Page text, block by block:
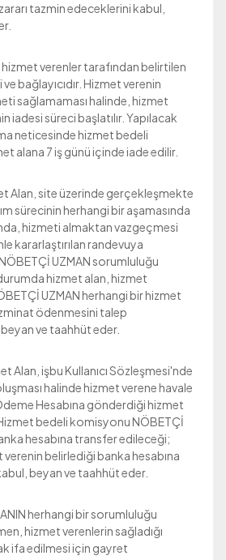
tazmin edeceklerini kabul,
verenler tarafından belirtilen
bağlayıcıdır. Hizmet verenin
sağlamaması halinde, hizmet
iadesi süreci başlatılır. Yapılacak
neticesinde hizmet bedeli
alana 7 iş günü içinde iade edilir.
Alan, site üzerinde gerçekleşmekte
sürecinin herhangi bir aşamasında
hizmeti almaktan vazgeçmesi
kararlaştırılan randevuya
UZMAN sorumluluğu
hizmet alan, hizmet
UZMAN herhangi bir hizmet
ödenmesini talep
ve taahhüt eder.
Alan, işbu Kullanıcı Sözleşmesi'nde
halinde hizmet verene havale
Hesabına gönderdiği hizmet
bedeli komisyonu NÖBETÇİ
hesabına transfer edileceği;
verenin belirlediği banka hesabına
beyan ve taahhüt eder.
herhangi bir sorumluluğu
hizmet verenlerin sağladığı
ifa edilmesi için gayret